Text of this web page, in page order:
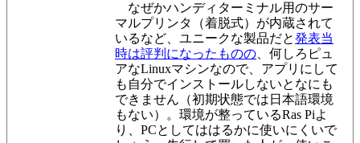
なぜかハンディターミナル用のサー
マルプリンタ（着脱式）が内蔵されて
いるなど、 ユニークな製品だと発表当
時は評判になったものの、何しろピュ
アなLinuxマシンなので、アプリにして
も自分でインストールしないとなにも
できません（初期状態では日本語環境
もない）。環境が整っているRas Piよ
り、PCとしてははるかに使いにくいで